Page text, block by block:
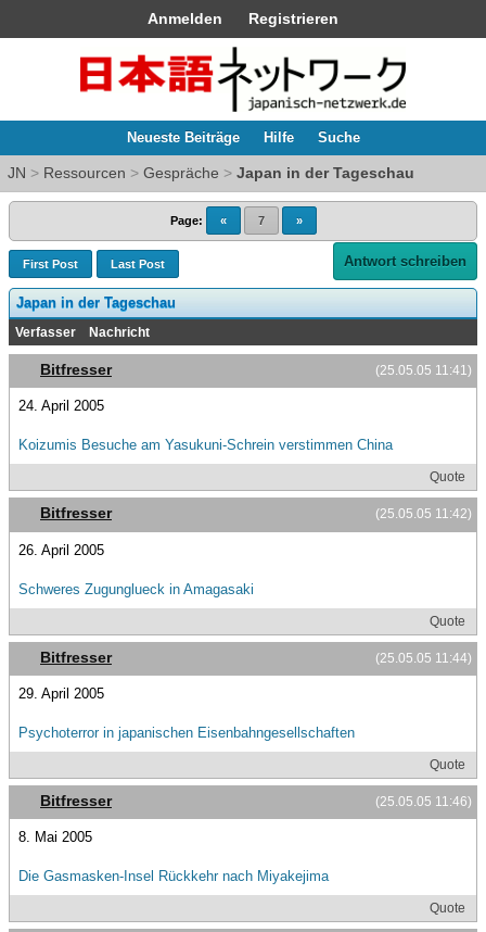
Anmelden Registrieren
Neueste Beiträge Hilfe Suche
JN > Ressourcen > Gespräche > Japan in der Tageschau
Page: « 7 »
First Post Last Post Antwort schreiben
Japan in der Tageschau
Verfasser Nachricht
(25.05.05 11:41)
Bitfresser
24. April 2005
Koizumis Besuche am Yasukuni-Schrein verstimmen China
Quote
(25.05.05 11:42)
Bitfresser
26. April 2005
Schweres Zugunglueck in Amagasaki
Quote
(25.05.05 11:44)
Bitfresser
29. April 2005
Psychoterror in japanischen Eisenbahngesellschaften
Quote
(25.05.05 11:46)
Bitfresser
8. Mai 2005
Die Gasmasken-Insel Rückkehr nach Miyakejima
Quote